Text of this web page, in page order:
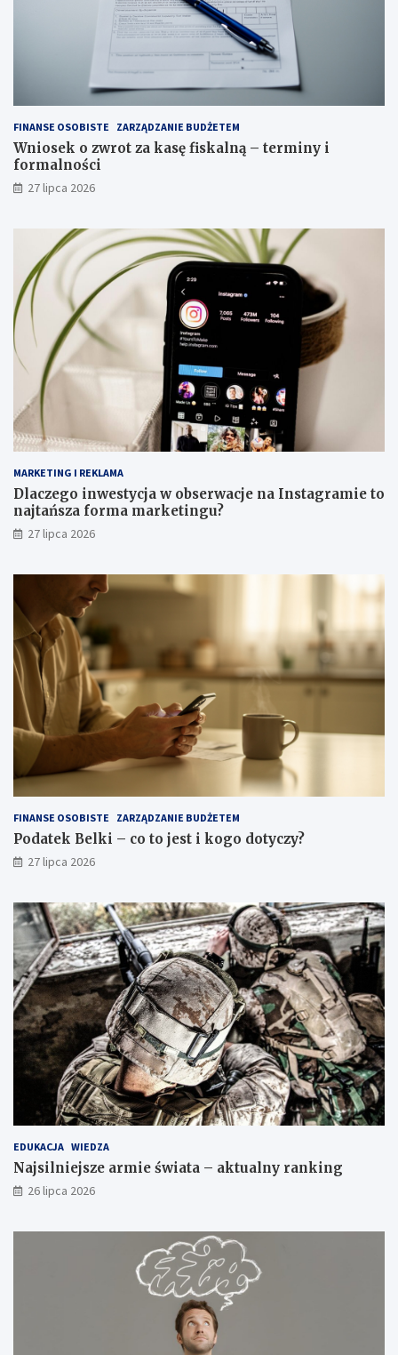
FINANSE OSOBISTE ZARZĄDZANIE BUDŻETEM
Wniosek o zwrot za kasę fiskalną – terminy i
formalności
27 lipca 2026
MARKETING I REKLAMA
Dlaczego inwestycja w obserwacje na Instagramie to
najtańsza forma marketingu?
27 lipca 2026
FINANSE OSOBISTE ZARZĄDZANIE BUDŻETEM
Podatek Belki – co to jest i kogo dotyczy?
27 lipca 2026
EDUKACJA WIEDZA
Najsilniejsze armie świata – aktualny ranking
26 lipca 2026